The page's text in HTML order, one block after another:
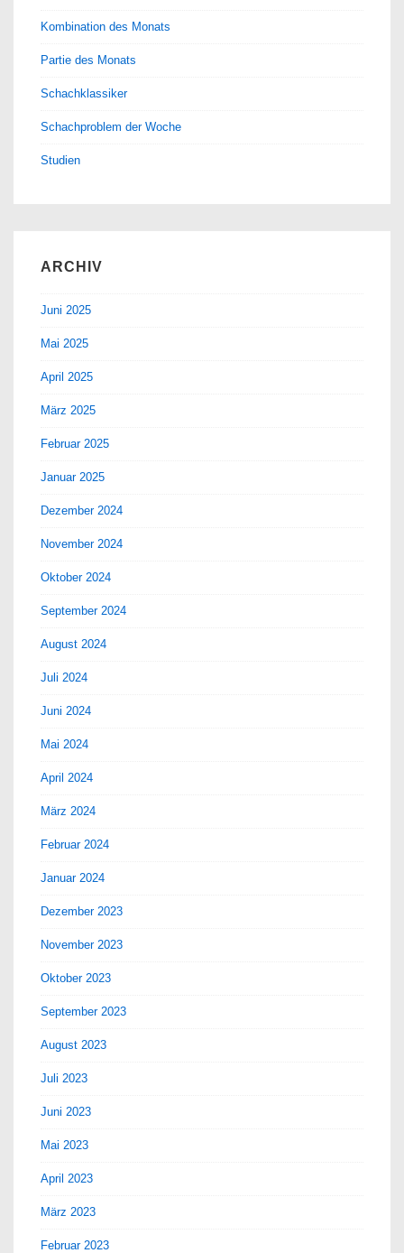
Kombination des Monats
Partie des Monats
Schachklassiker
Schachproblem der Woche
Studien
ARCHIV
Juni 2025
Mai 2025
April 2025
März 2025
Februar 2025
Januar 2025
Dezember 2024
November 2024
Oktober 2024
September 2024
August 2024
Juli 2024
Juni 2024
Mai 2024
April 2024
März 2024
Februar 2024
Januar 2024
Dezember 2023
November 2023
Oktober 2023
September 2023
August 2023
Juli 2023
Juni 2023
Mai 2023
April 2023
März 2023
Februar 2023